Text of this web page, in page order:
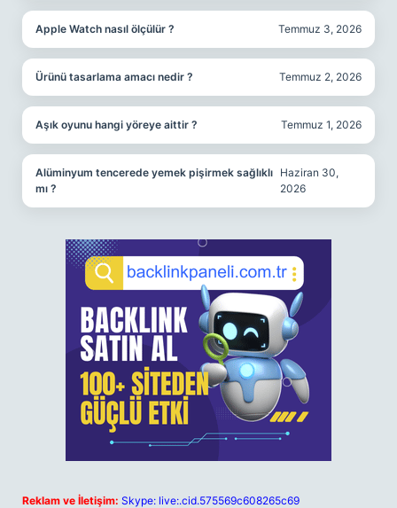
Apple Watch nasıl ölçülür ? Temmuz 3, 2026
Ürünü tasarlama amacı nedir ? Temmuz 2, 2026
Aşık oyunu hangi yöreye aittir ? Temmuz 1, 2026
Alüminyum tencerede yemek pişirmek sağlıklı
mı ?
Haziran 30,
2026
Reklam ve İletişim: Skype: live:.cid.575569c608265c69